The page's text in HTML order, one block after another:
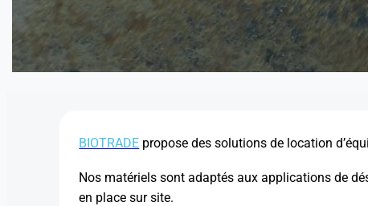
BIOTRADE propose des solutions de location
Nos matériels sont adaptés aux applications de
en place sur site.